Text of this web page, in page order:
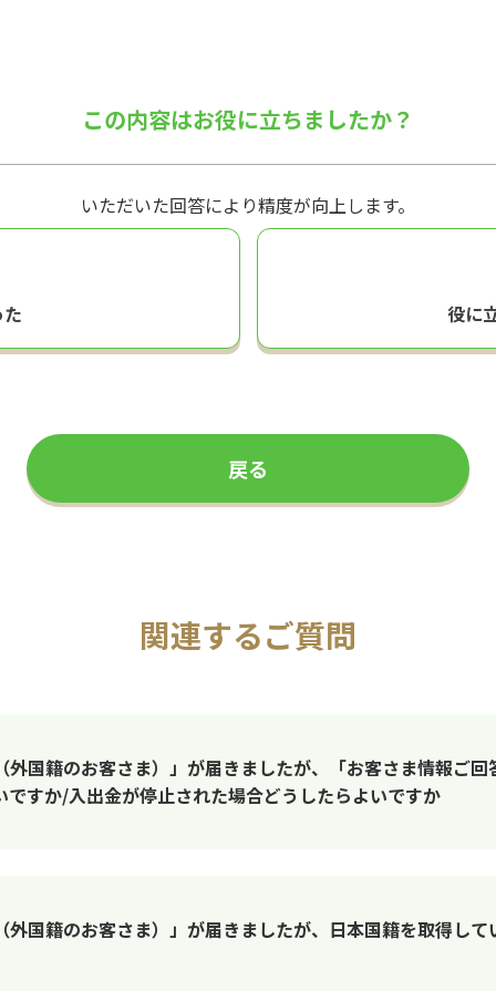
この内容はお役に立ちましたか？
いただいた回答により精度が向上します。
役に
戻る
関連するご質問
国籍のお客さま）」が届きましたが、「お客さま情報ご
すか/入出金が停止された場合どうしたらよいですか
国籍のお客さま）」が届きましたが、日本国籍を取得し